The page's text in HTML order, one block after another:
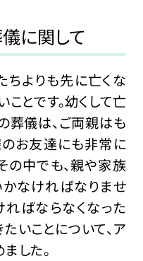
に関して
よりも先に亡くな
とです。幼くして亡
葬儀は、ご両親はも
お友達にも非常に
の中でも、親や家族
なければなりませ
ばならなくなった
いことについて、ア
した。